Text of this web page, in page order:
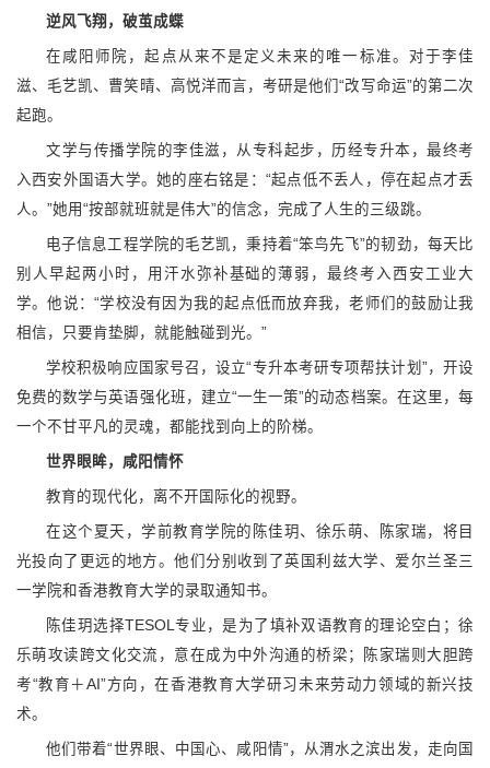
逆风飞翔，破茧成蝶
在咸阳师院，起点从来不是定义未来的唯一标准。对于李佳
滋、毛艺凯、曹笑晴、高悦洋而言，考研是他们“改写命运”的第二次
起跑。
文学与传播学院的李佳滋，从专科起步，历经专升本，最终考
入西安外国语大学。她的座右铭是：“起点低不丢人，停在起点才丢
人。”她用“按部就班就是伟大”的信念，完成了人生的三级跳。
电子信息工程学院的毛艺凯，秉持着“笨鸟先飞”的韧劲，每天比
别人早起两小时，用汗水弥补基础的薄弱，最终考入西安工业大
学。他说：“学校没有因为我的起点低而放弃我，老师们的鼓励让我
相信，只要肯垫脚，就能触碰到光。”
学校积极响应国家号召，设立“专升本考研专项帮扶计划”，开设
免费的数学与英语强化班，建立“一生一策”的动态档案。在这里，每
一个不甘平凡的灵魂，都能找到向上的阶梯。
世界眼眸，咸阳情怀
教育的现代化，离不开国际化的视野。
在这个夏天，学前教育学院的陈佳玥、徐乐萌、陈家瑞，将目
光投向了更远的地方。他们分别收到了英国利兹大学、爱尔兰圣三
一学院和香港教育大学的录取通知书。
陈佳玥选择TESOL专业，是为了填补双语教育的理论空白；徐
乐萌攻读跨文化交流，意在成为中外沟通的桥梁；陈家瑞则大胆跨
考“教育＋AI”方向，在香港教育大学研习未来劳动力领域的新兴技
术。
他们带着“世界眼、中国心、咸阳情”，从渭水之滨出发，走向国